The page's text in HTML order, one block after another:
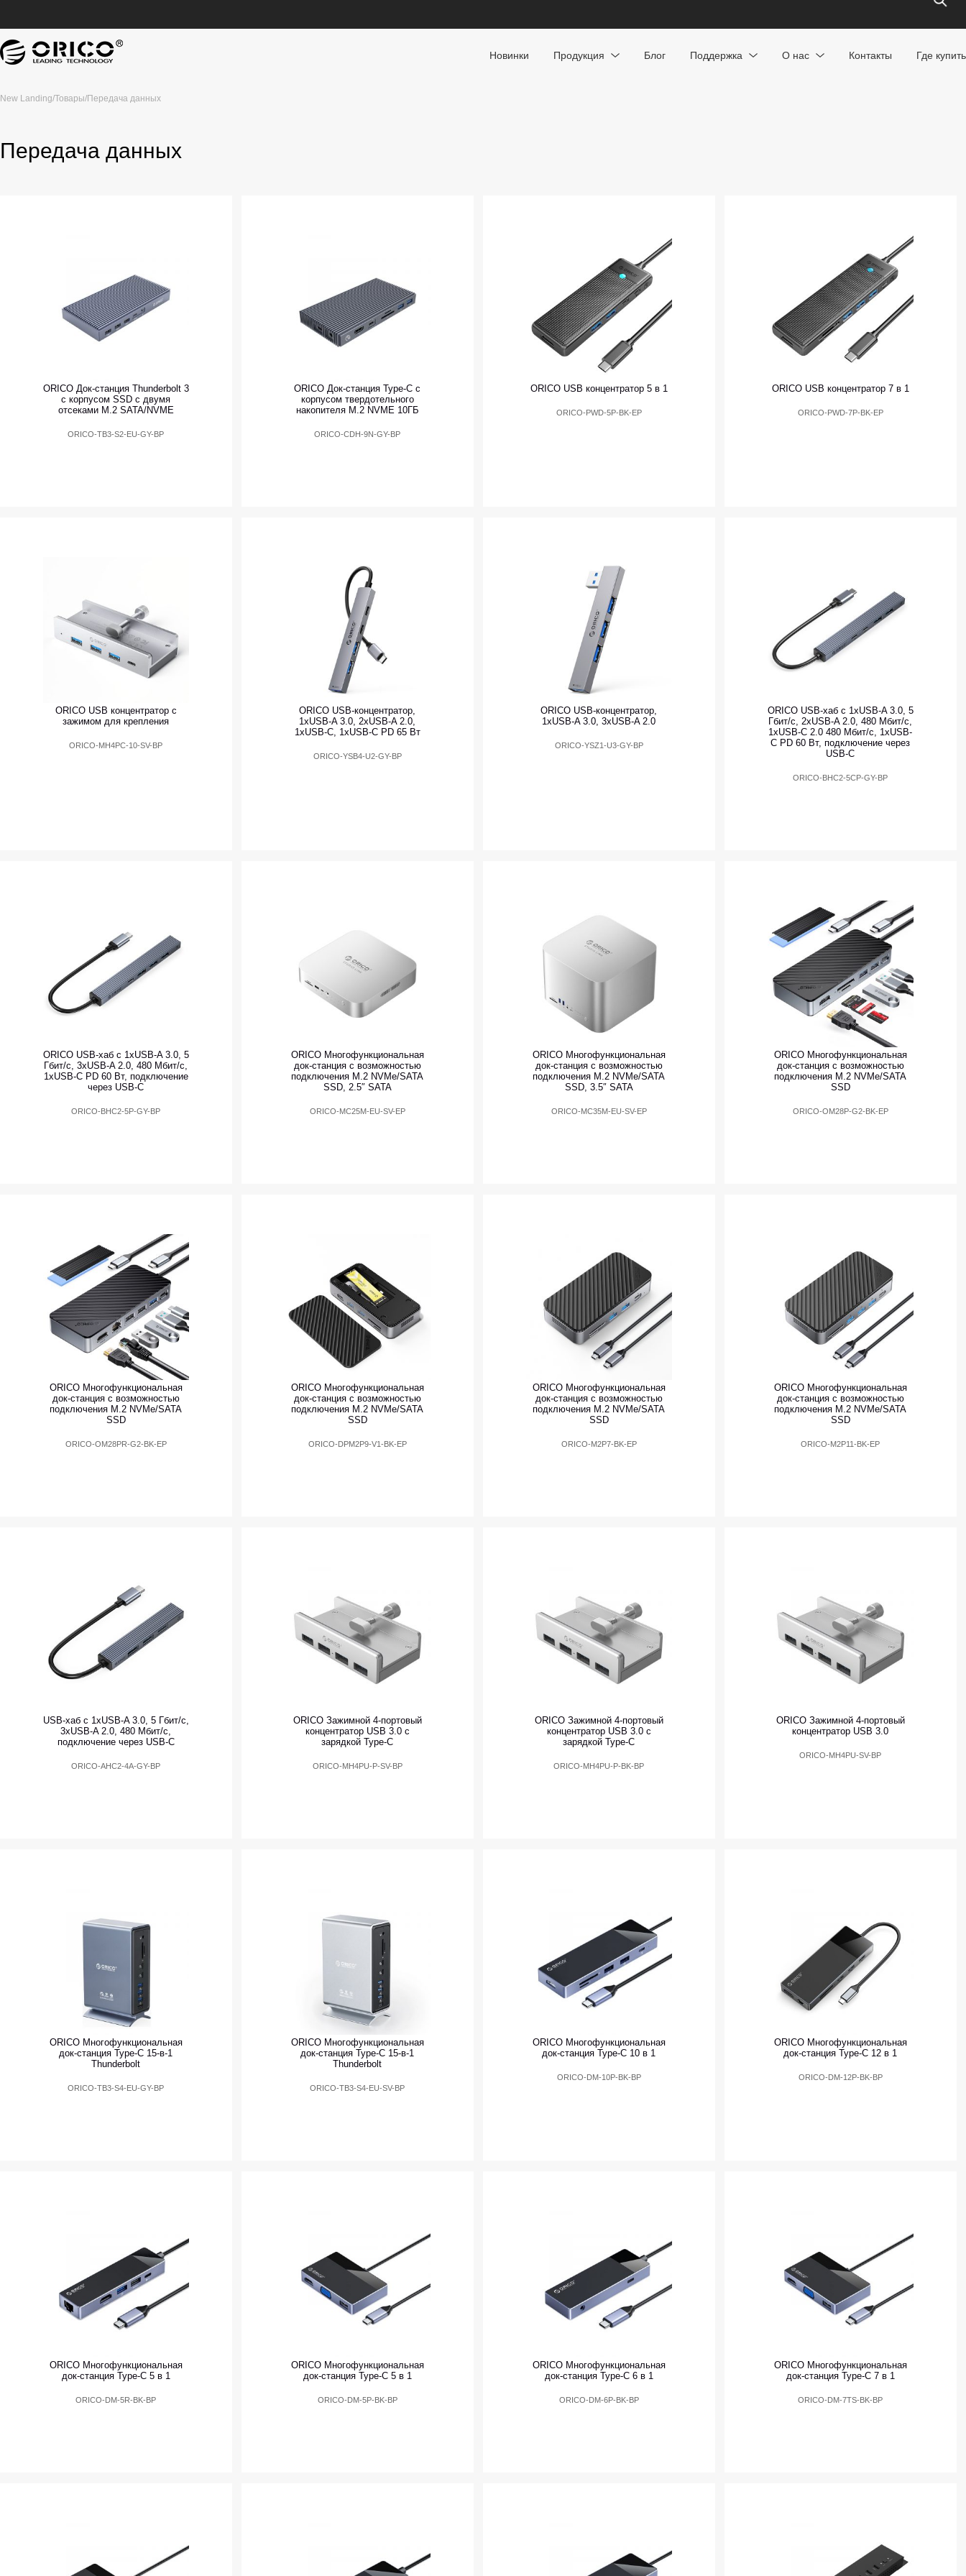
Новинки Продукция Блог Поддержка О нас Контакты Где купить
New Landing/Товары/Передача данных
Передача данных
ORICO Док-станция Thunderbolt 3
с корпусом SSD с двумя
отсеками M.2 SATA/NVME
ORICO-TB3-S2-EU-GY-BP
ORICO Док-станция Type-C с
корпусом твердотельного
накопителя M.2 NVME 10ГБ
ORICO-CDH-9N-GY-BP
ORICO USB концентратор 5 в 1
ORICO-PWD-5P-BK-EP
ORICO USB концентратор 7 в 1
ORICO-PWD-7P-BK-EP
ORICO USB концентратор с
зажимом для крепления
ORICO-MH4PC-10-SV-BP
ORICO USB-концентратор,
1xUSB-A 3.0, 2xUSB-A 2.0,
1xUSB-C, 1xUSB-C PD 65 Вт
ORICO-YSB4-U2-GY-BP
ORICO USB-концентратор,
1xUSB-A 3.0, 3xUSB-A 2.0
ORICO-YSZ1-U3-GY-BP
ORICO USB-хаб с 1xUSB-A 3.0, 5
Гбит/с, 2xUSB-A 2.0, 480 Мбит/с,
1xUSB-C 2.0 480 Мбит/с, 1xUSB-
C PD 60 Вт, подключение через
USB-C
ORICO-BHC2-5CP-GY-BP
ORICO USB-хаб с 1xUSB-A 3.0, 5
Гбит/с, 3xUSB-A 2.0, 480 Мбит/с,
1xUSB-C PD 60 Вт, подключение
через USB-C
ORICO-BHC2-5P-GY-BP
ORICO Многофункциональная
док-станция с возможностью
подключения M.2 NVMe/SATA
SSD, 2.5″ SATA
ORICO-MC25M-EU-SV-EP
ORICO Многофункциональная
док-станция с возможностью
подключения M.2 NVMe/SATA
SSD, 3.5″ SATA
ORICO-MC35M-EU-SV-EP
ORICO Многофункциональная
док-станция с возможностью
подключения M.2 NVMe/SATA
SSD
ORICO-OM28P-G2-BK-EP
ORICO Многофункциональная
док-станция с возможностью
подключения M.2 NVMe/SATA
SSD
ORICO-OM28PR-G2-BK-EP
ORICO Многофункциональная
док-станция с возможностью
подключения M.2 NVMe/SATA
SSD
ORICO-DPM2P9-V1-BK-EP
ORICO Многофункциональная
док-станция с возможностью
подключения M.2 NVMe/SATA
SSD
ORICO-M2P7-BK-EP
ORICO Многофункциональная
док-станция с возможностью
подключения M.2 NVMe/SATA
SSD
ORICO-M2P11-BK-EP
USB-хаб с 1xUSB-A 3.0, 5 Гбит/с,
3xUSB-A 2.0, 480 Мбит/с,
подключение через USB-C
ORICO-AHC2-4A-GY-BP
ORICO Зажимной 4-портовый
концентратор USB 3.0 с
зарядкой Type-C
ORICO-MH4PU-P-SV-BP
ORICO Зажимной 4-портовый
концентратор USB 3.0 с
зарядкой Type-C
ORICO-MH4PU-P-BK-BP
ORICO Зажимной 4-портовый
концентратор USB 3.0
ORICO-MH4PU-SV-BP
ORICO Многофункциональная
док-станция Type-C 15-в-1
Thunderbolt
ORICO-TB3-S4-EU-GY-BP
ORICO Многофункциональная
док-станция Type-C 15-в-1
Thunderbolt
ORICO-TB3-S4-EU-SV-BP
ORICO Многофункциональная
док-станция Type-C 10 в 1
ORICO-DM-10P-BK-BP
ORICO Многофункциональная
док-станция Type-C 12 в 1
ORICO-DM-12P-BK-BP
ORICO Многофункциональная
док-станция Type-C 5 в 1
ORICO-DM-5R-BK-BP
ORICO Многофункциональная
док-станция Type-C 5 в 1
ORICO-DM-5P-BK-BP
ORICO Многофункциональная
док-станция Type-C 6 в 1
ORICO-DM-6P-BK-BP
ORICO Многофункциональная
док-станция Type-C 7 в 1
ORICO-DM-7TS-BK-BP